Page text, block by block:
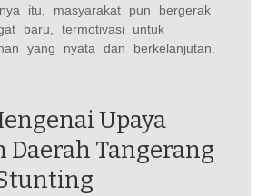
itu, masyarakat pun bergerak
baru, termotivasi untuk
yang nyata dan berkelanjutan.
Upaya
Tangerang